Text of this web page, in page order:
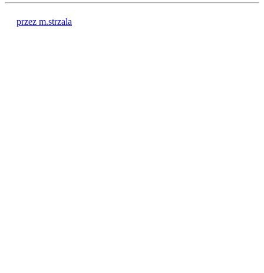
przez m.strzala